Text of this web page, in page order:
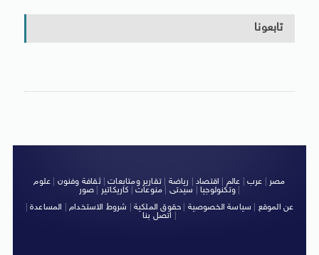
تابعونا
مصر عرب عالم اقتصاد رياضة |تقارير ومتابعات|ثقافة وفنون
علوم
وتكنولوجيا| سيدتى منوعات كاريكاتير صور
|
عن الموقع
سياسة الخصوصية حقوق الملكية شروط الاستخدام| المساعدة|
اتصل بنا